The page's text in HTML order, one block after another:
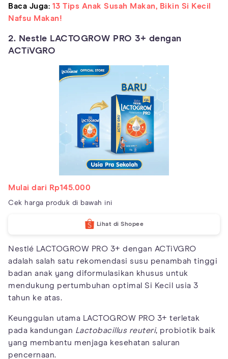
Baca Juga: 13 Tips Anak Susah Makan, Bikin Si Kecil
Nafsu Makan!
2. Nestle LACTOGROW PRO 3+ dengan
ACTiVGRO
Mulai dari Rp145.000
Cek harga produk di bawah ini
Lihat di Shopee
Nestlé LACTOGROW PRO 3+ dengan ACTiVGRO
adalah salah satu rekomendasi susu penambah tinggi
badan anak yang diformulasikan khusus untuk
mendukung pertumbuhan optimal Si Kecil usia 3
tahun ke atas.
Keunggulan utama LACTOGROW PRO 3+ terletak
pada kandungan Lactobacillus reuteri, probiotik baik
yang membantu menjaga kesehatan saluran
pencernaan.